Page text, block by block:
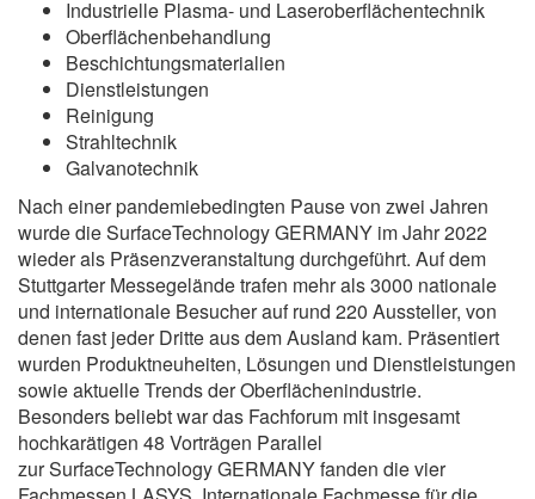
Industrielle Plasma- und Laseroberflächentechnik
Oberflächenbehandlung
Beschichtungsmaterialien
Dienstleistungen
Reinigung
Strahltechnik
Galvanotechnik
Nach einer pandemiebedingten Pause von zwei Jahren
wurde die SurfaceTechnology GERMANY im Jahr 2022
wieder als Präsenzveranstaltung durchgeführt. Auf dem
Stuttgarter Messegelände trafen mehr als 3000 nationale
und internationale Besucher auf rund 220 Aussteller, von
denen fast jeder Dritte aus dem Ausland kam. Präsentiert
wurden Produktneuheiten, Lösungen und Dienstleistungen
sowie aktuelle Trends der Oberflächenindustrie.
Besonders beliebt war das Fachforum mit insgesamt
hochkarätigen 48 Vorträgen Parallel
zur SurfaceTechnology GERMANY fanden die vier